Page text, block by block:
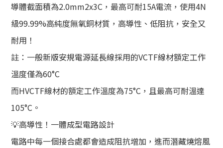
導體截面積為2.0mm2x3C，最高可耐15A電流，使用4N
級99.99%高純度無氧銅材質，高導性、低阻抗，安全又
耐用！
註：一般新版安規電源延長線採用的VCTF線材額定工作
溫度僅為60°C
而HVCTF線材的額定工作溫度為75°C，且最高可耐溫達
105°C。
💡高導性！一體成型電路設計
電路中每一個接合處都會造成阻抗增加，進而潛藏燒熔風